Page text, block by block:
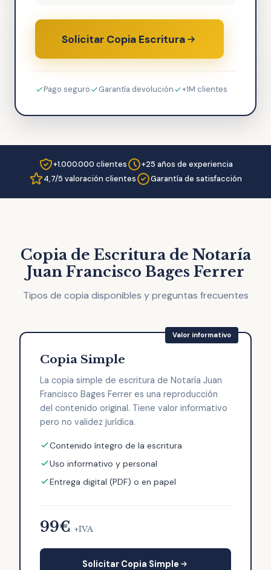
Solicitar Copia Escritura
Pago seguro Garantía devolución +1M clientes
+1.000.000 clientes
+25 años de experiencia
4,7/5 valoración clientes
Garantía de satisfacción
Copia de Escritura de Notaría
Juan Francisco Bages Ferrer
Tipos de copia disponibles y preguntas frecuentes
Copia Simple
La copia simple de escritura de Notaría Juan
Francisco Bages Ferrer es una reproducción
del contenido original. Tiene valor informativo
pero no validez jurídica.
Contenido íntegro de la escritura
Uso informativo y personal
Entrega digital (PDF) o en papel
99€ +IVA
Solicitar Copia Simple